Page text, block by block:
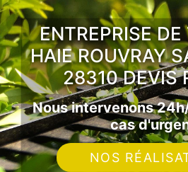
ENTREPRISE
HAIE ROUVRAY
28310 DEVIS
Nous intervenons
cas
NOS